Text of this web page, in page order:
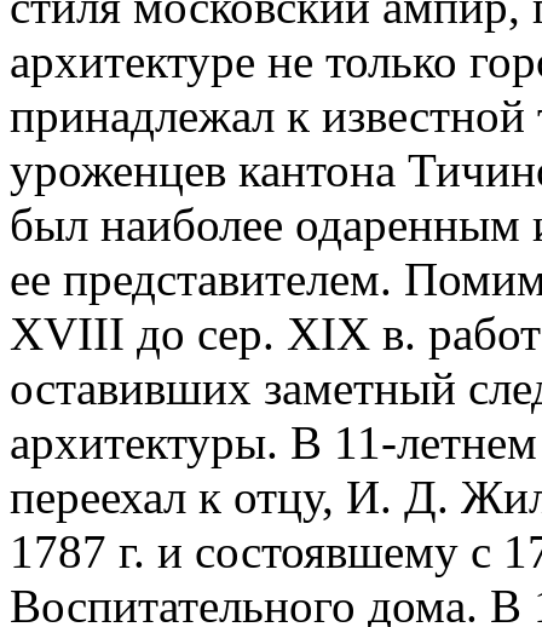
архитектуре не только
принадлежал к известной
уроженцев кантона
был наиболее одаренным
ее представителем.
XVIII до сер. XIX в.
оставивших заметный
архитектуры. В 11-
переехал к отцу, И. Д.
1787 г. и состоявшему с
Воспитательного дома.